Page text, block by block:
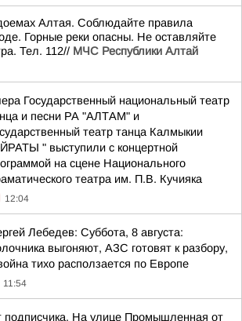
Алтая. Соблюдайте правила
Горные реки опасны. Не оставляйте
Тел. 112// МЧС Республики Алтай
Государственный национальный театр
и песни РА "АЛТАМ" и
театр танца Калмыкии
" выступили с концертной
на сцене Национального
театра им. П.В. Кучияка
12:04
Лебедев: Суббота, 8 августа:
выгоняют, АЗС готовят к разбору,
тихо расползается по Европе
11:54
подписчика. На улице Промышленная от